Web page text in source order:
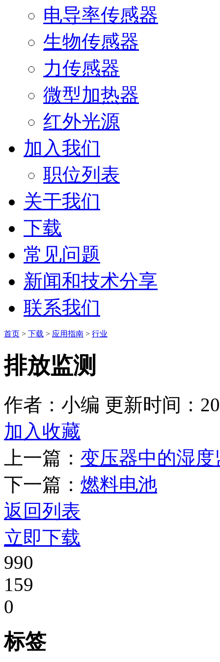
电导率传感器
生物传感器
力传感器
微型加热器
红外光源
加入我们
职位列表
关于我们
下载
常见问题
新闻和技术分享
联系我们
首页 > 下载 > 应用指南 > 行业
排放监测
作者：小编 更新时间：
加入收藏
上一篇： 变压器中的湿度
下一篇： 燃料电池
返回列表
立即下载
990
159
0
标签